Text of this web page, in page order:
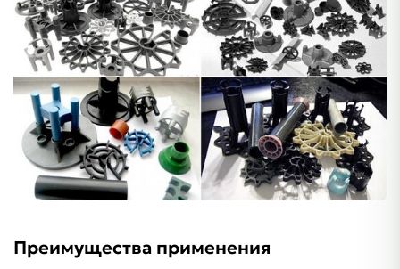
Преимущества применения